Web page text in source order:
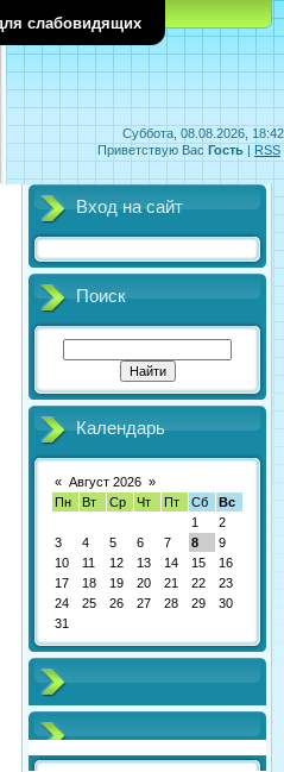
слабовидящих
Суббота, 08.08.2026, 18:42
Приветствую Вас Гость | RSS
Вход на сайт
Поиск
Календарь
« Август 2026 »
Пн
Вт Ср Чт Пт Сб
Вс
1
2
3
4 5 6 7 8
9
10
11 12 13 14 15
16
17
18 19 20 21 22
23
24
25 26 27 28 29
30
31